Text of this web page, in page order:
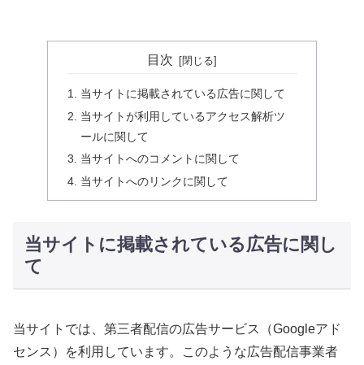
目次
当サイトに掲載されている広告に関して
当サイトが利用しているアクセス解析ツ
ールに関して
当サイトへのコメントに関して
当サイトへのリンクに関して
当サイトに掲載されている広告に関し
て
当サイトでは、第三者配信の広告サービス（Googleアド
センス）を利用しています。このような広告配信事業者